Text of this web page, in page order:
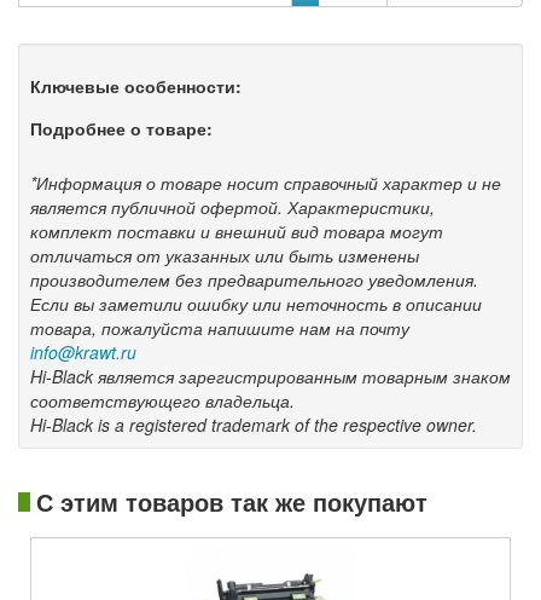
Ключевые особенности:
Подробнее о товаре:
*Информация о товаре носит справочный характер и не
является публичной офертой. Характеристики,
комплект поставки и внешний вид товара могут
отличаться от указанных или быть изменены
производителем без предварительного уведомления.
Если вы заметили ошибку или неточность в описании
товара, пожалуйста напишите нам на почту
info@krawt.ru
Hi-Black является зарегистрированным товарным знаком
соответствующего владельца.
Hi-Black is a registered trademark of the respective owner.
С этим товаров так же покупают